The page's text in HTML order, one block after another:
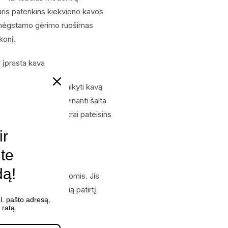
patenkins kiekvieno kavos
gėrimo ruošimas
įprasta kava
leidžiančius pritaikyti kavą
labiau patinka gaivinanti šalta
šis aparatas tikrai pateisins
karštomis dienomis. Jis
suteikdamas unikalią patirtį
pašto adresą,